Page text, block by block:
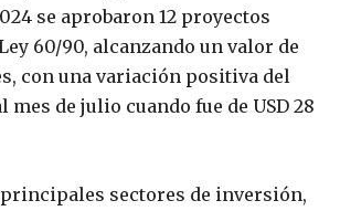
se aprobaron 12 proyectos
60/90, alcanzando un valor de
con una variación positiva del
mes de julio cuando fue de USD 28
principales sectores de inversión,